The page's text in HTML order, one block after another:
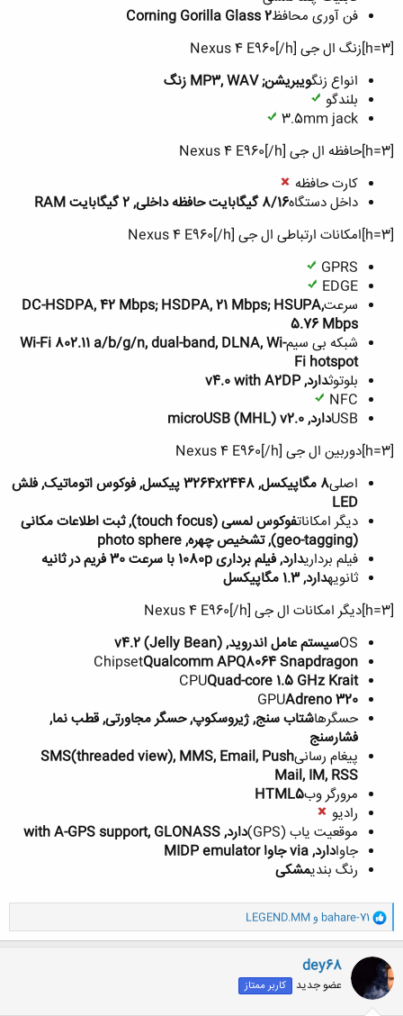
فن آوری محافظCorning Gorilla Glass 2
[h=3]زنگ ال جی Nexus 4 E960[/h]
انواع زنگویبریشن; MP3, WAV زنگ
بلندگو
3.5mm jack
[h=3]حافظه ال جی Nexus 4 E960[/h]
کارت حافظه
داخل دستگاه8/16 گیگابایت حافظه داخلی, 2 گیگابایت RAM
[h=3]امکانات ارتباطی ال جی Nexus 4 E960[/h]
GPRS
EDGE
سرعتDC-HSDPA, 42 Mbps; HSDPA, 21 Mbps; HSUPA,
5.76 Mbps
شبکه بی سیمWi-Fi 802.11 a/b/g/n, dual-band, DLNA, Wi-
Fi hotspot
بلوتوثدارد, v4.0 with A2DP
NFC
USBدارد, microUSB (MHL) v2.0
[h=3]دوربین ال جی Nexus 4 E960[/h]
اصلی
8 مگاپیکسل, 3264x2448 پیکسل, فوکوس اتوماتیک, فلش
LED
دیگر امکانات
فوکوس لمسی (touch focus), ثبت اطلاعات مکانی
(geo-tagging), تشخیص چهره, photo sphere
فیلم برداریدارد, فیلم برداری 1080p با سرعت 30 فریم در ثانیه
ثانویهدارد, 1.3 مگاپیکسل
[h=3]دیگر امکانات ال جی Nexus 4 E960[/h]
OSسیستم عامل اندروید, v4.2 (Jelly Bean)
ChipsetQualcomm APQ8064 Snapdragon
CPUQuad-core 1.5 GHz Krait
GPUAdreno 320
حسگرهاشتاب سنج, ژیروسکوپ, حسگر مجاورتی, قطب نما,
فشارسنج
پیغام رسانیSMS(threaded view), MMS, Email, Push
Mail, IM, RSS
مرورگر وبHTML5
رادیو
موقعیت یاب (GPS)
دارد, with A-GPS support, GLONASS
جاوادارد, via جاوا MIDP emulator
رنگ بندیمشكی
و
ا
ک
ن
ه
ا
bahare-71 و LEGEND.MM
dey68
عضو جدید کاربر ممتاز